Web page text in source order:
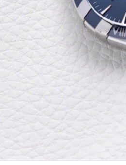
乌鲁木齐市天山区红山路26号时代
温州市鹿城区锦绣路1067号置信广
哈尔滨市道里区友谊西路600号富
大连市中山区人民路15号国际金融
佛山市禅城区季华五路57号万科金
东莞市东城街道鸿福东路1号民盈国
无锡市梁溪区人民中路139号恒隆
南通市崇川区工农路57号圆融广场
苏州市苏州工业园区星港街199号
武汉市江汉区解放大道686号世界贸
南宁市青秀区金湖路59号地王大厦
合肥市蜀山区潜山路111号万象城